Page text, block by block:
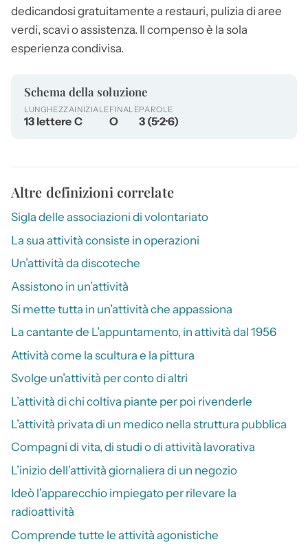
dedicandosi gratuitamente a restauri, pulizia di aree
verdi, scavi o assistenza. Il compenso è la sola
esperienza condivisa.
Schema della soluzione
LUNGHEZZA
13 lettere
INIZIALE
C
FINALE
O
PAROLE
3 (5·2·6)
Altre definizioni correlate
Sigla delle associazioni di volontariato
La sua attività consiste in operazioni
Un’attività da discoteche
Assistono in un’attività
Si mette tutta in un’attività che appassiona
La cantante de L’appuntamento, in attività dal 1956
Attività come la scultura e la pittura
Svolge un’attività per conto di altri
L’attività di chi coltiva piante per poi rivenderle
L’attività privata di un medico nella struttura pubblica
Compagni di vita, di studi o di attività lavorativa
L’inizio dell’attività giornaliera di un negozio
Ideò l’apparecchio impiegato per rilevare la
radioattività
Comprende tutte le attività agonistiche